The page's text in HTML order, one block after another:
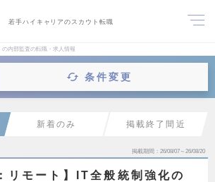
若手ハイキャリアのスカウト転職
内部監査の転職・求人情報
条件変更
新着のみ 掲載終了間近
掲載期間 26/08/07～26/08/20
リモート】IT全般統制強化の